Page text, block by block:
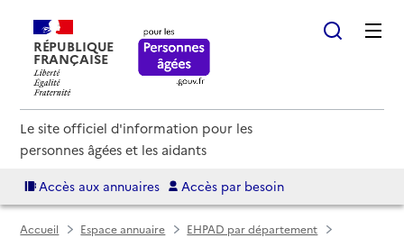
RÉPUBLIQUE
FRANÇAISE
Le site officiel d'information pour les
personnes âgées et les aidants
Accès aux annuaires Accès par besoin
Accueil Espace annuaire
EHPAD par département